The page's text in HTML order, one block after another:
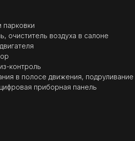
парковки
очиститель воздуха в салоне
контроль
в полосе движения, подруливание
приборная панель